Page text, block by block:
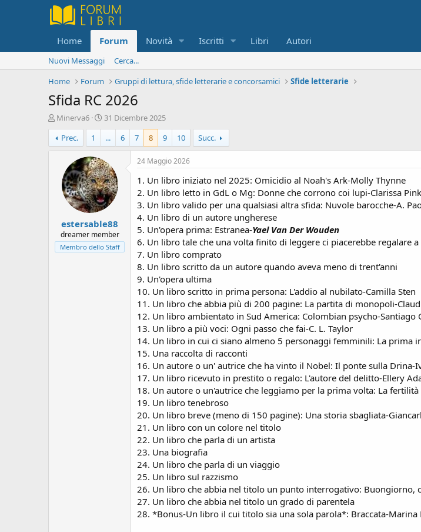
Home Forum Novità Iscritti Libri Autori
Nuovi Messaggi
Cerca...
Home
Forum Gruppi di lettura, sfide letterarie e concorsamici Sfide letterarie
Sfida RC 2026
C
r
e
a
u
s
Minerva6
D
a
t
a
d
i
i
n
i
z
i
o
31 Dicembre 2025
Prec.
1 ... 6 7 8 9 10 Succ.
estersable88
dreamer member
Membro dello Staff
24 Maggio 2026
1. Un libro iniziato nel 2025: Omicidio al Noah's Ark-Molly Thynne
2. Un libro letto in GdL o Mg: Donne che corrono coi lupi-Clarissa
3. Un libro valido per una qualsiasi altra sfida: Nuvole barocche-A.
4. Un libro di un autore ungherese
5. Un'opera prima: Estranea-Yael Van Der Wouden
6. Un libro tale che una volta finito di leggere ci piacerebbe regalare
7. Un libro comprato
8. Un libro scritto da un autore quando aveva meno di trent'anni
9. Un'opera ultima
10. Un libro scritto in prima persona: L'addio al nubilato-Camilla Sten
11. Un libro che abbia più di 200 pagine: La partita di monopoli-
12. Un libro ambientato in Sud America: Colombian psycho-Santiago
13. Un libro a più voci: Ogni passo che fai-C. L. Taylor
14. Un libro in cui ci siano almeno 5 personaggi femminili: La prima
15. Una raccolta di racconti
16. Un autore o un' autrice che ha vinto il Nobel: Il ponte sulla Drina-
17. Un libro ricevuto in prestito o regalo: L'autore del delitto-Ellery
18. Un autore o un'autrice che leggiamo per la prima volta: La
19. Un libro tenebroso
20. Un libro breve (meno di 150 pagine): Una storia sbagliata-
21. Un libro con un colore nel titolo
22. Un libro che parla di un artista
23. Una biografia
24. Un libro che parla di un viaggio
25. Un libro sul razzismo
26. Un libro che abbia nel titolo un punto interrogativo: Buongiorno,
27. Un libro che abbia nel titolo un grado di parentela
28. *Bonus-Un libro il cui titolo sia una sola parola*: Braccata-Marina